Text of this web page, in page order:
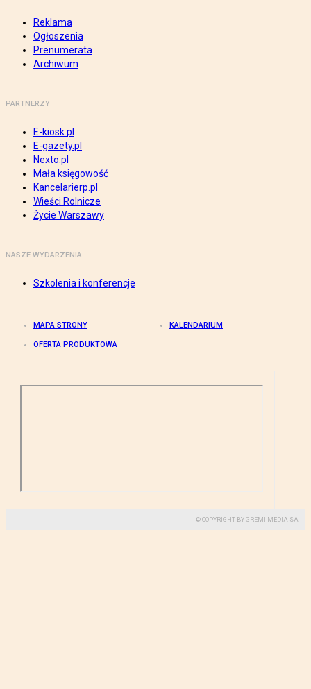
Reklama
Ogłoszenia
Prenumerata
Archiwum
PARTNERZY
E-kiosk.pl
E-gazety.pl
Nexto.pl
Mała księgowość
Kancelarierp.pl
Wieści Rolnicze
Życie Warszawy
NASZE WYDARZENIA
Szkolenia i konferencje
MAPA STRONY KALENDARIUM
OFERTA PRODUKTOWA
© COPYRIGHT BY GREMI MEDIA SA